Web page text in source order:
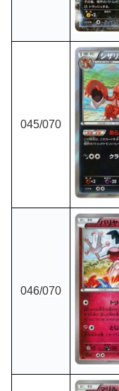
045/070
046/070